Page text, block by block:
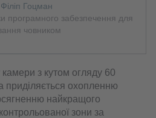
Філіп Гоцман
програмного забезпечення для
човником
з кутом огляду 60
приділяється охопленню
найкращого
зони за